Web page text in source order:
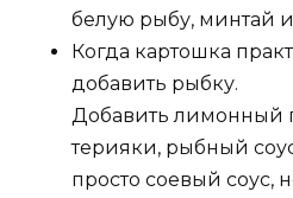
белую рыбу, минтай
Когда картошка
добавить рыбку.
Добавить лимонный
терияки, рыбный
просто соевый соус,